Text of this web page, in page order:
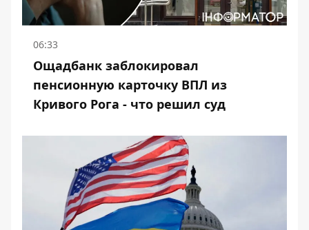
06:33
Ощадбанк заблокировал
пенсионную карточку ВПЛ из
Кривого Рога - что решил суд